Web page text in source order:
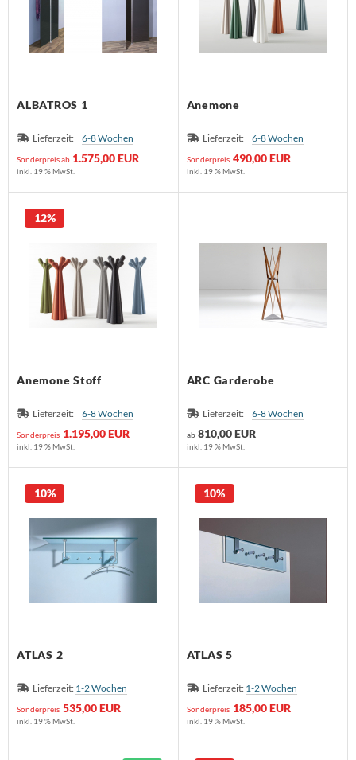
ALBATROS 1
Lieferzeit: 6-8 Wochen
Sonderpreis ab 1.575,00 EUR
inkl. 19 % MwSt.
Anemone
Lieferzeit: 6-8 Wochen
Sonderpreis 490,00 EUR
inkl. 19 % MwSt.
Anemone Stoff
Lieferzeit: 6-8 Wochen
Sonderpreis 1.195,00 EUR
12%
inkl. 19 % MwSt.
ARC Garderobe
Lieferzeit: 6-8 Wochen
ab 810,00 EUR
inkl. 19 % MwSt.
ATLAS 2
Lieferzeit: 1-2 Wochen
Sonderpreis 535,00 EUR
10%
inkl. 19 % MwSt.
ATLAS 5
Lieferzeit: 1-2 Wochen
Sonderpreis 185,00 EUR
10%
inkl. 19 % MwSt.
Exclusiv
Fertig
Design